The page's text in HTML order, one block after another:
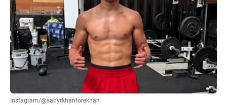
Instagram/@sabyrkhantorekhan